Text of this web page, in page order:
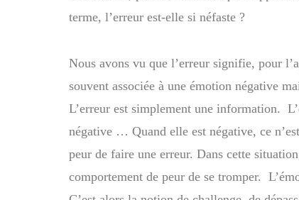
terme, l’erreur est-elle si néfaste ?
Nous avons vu que l’erreur signifie, pour
souvent associée à une émotion négative
L’erreur est simplement une information.
négative … Quand elle est négative, ce
peur de faire une erreur. Dans cette
comportement de peur de se tromper.